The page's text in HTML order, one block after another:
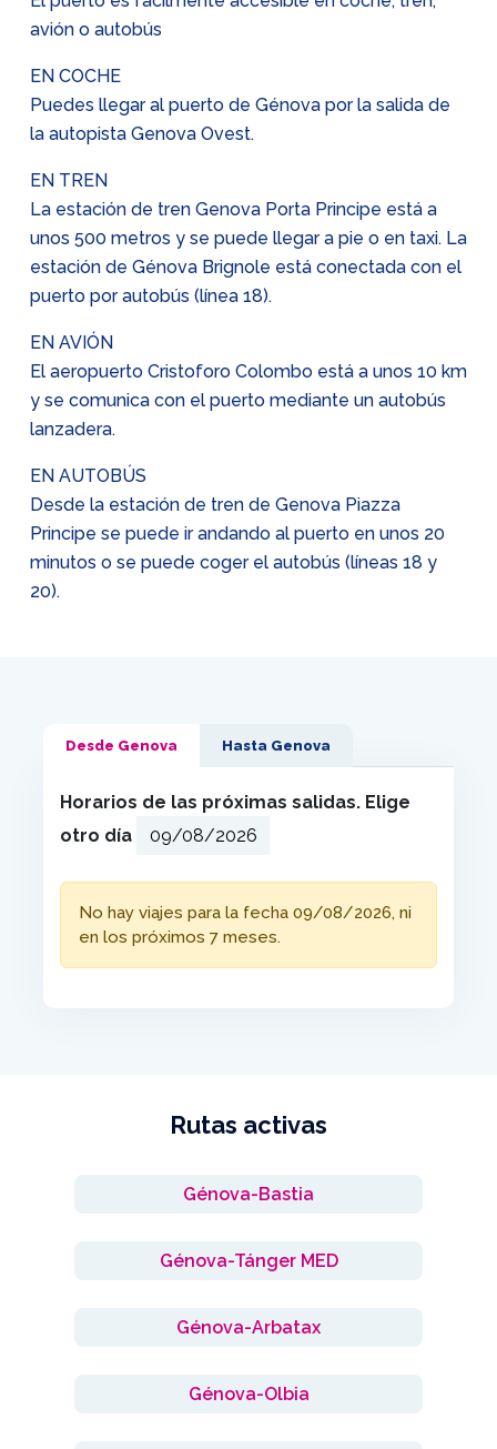
avión o autobús
EN COCHE
Puedes llegar al puerto de Génova por la salida de
la autopista Genova Ovest.
EN TREN
La estación de tren Genova Porta Principe está a
unos 500 metros y se puede llegar a pie o en taxi. La
estación de Génova Brignole está conectada con el
puerto por autobús (línea 18).
EN AVIÓN
El aeropuerto Cristoforo Colombo está a unos 10 km
y se comunica con el puerto mediante un autobús
lanzadera.
EN AUTOBÚS
Desde la estación de tren de Genova Piazza
Principe se puede ir andando al puerto en unos 20
minutos o se puede coger el autobús (líneas 18 y
20).
Desde Genova Hasta Genova
Horarios de las próximas salidas. Elige
otro día
No hay viajes para la fecha 09/08/2026, ni
en los próximos 7 meses.
Rutas activas
Génova-Bastia
Génova-Tánger MED
Génova-Arbatax
Génova-Olbia